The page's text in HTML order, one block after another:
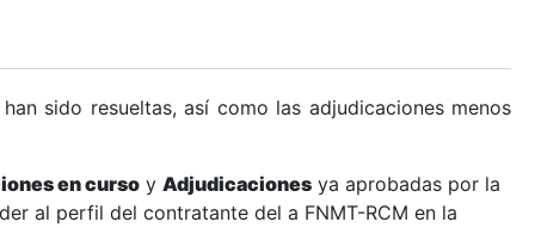
sido resueltas, así como las adjudicaciones menos
en curso y Adjudicaciones ya aprobadas por la
al perfil del contratante del a FNMT-RCM en la